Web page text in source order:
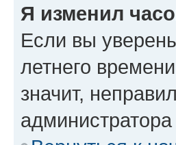
Я изменил
Если вы
летнего
значит,